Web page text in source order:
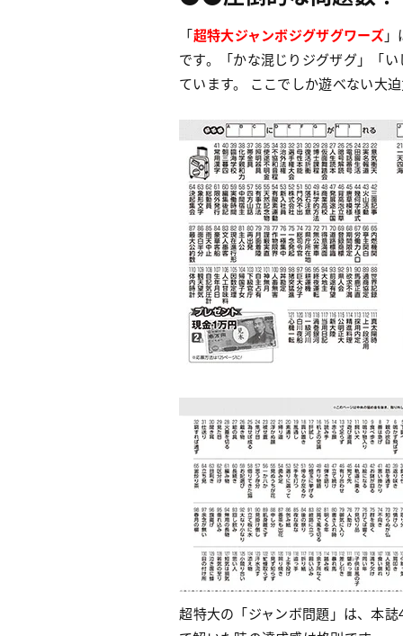
「超特大ジャンボジグザグワーズ」
です。「かな混じりジグザグ」「
ています。 ここでしか遊べない大
超特大の「ジャンボ問題」は、本